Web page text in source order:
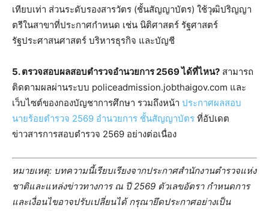
เทียบเท่า ส่วนระดับรองสารวัตร (ชั้นสัญญาบัตร) ใช้วุฒิปริญญา
ตรีในสาขาที่ประกาศกำหนด เช่น นิติศาสตร์ รัฐศาสตร์
รัฐประศาสนศาสตร์ บริหารธุรกิจ และบัญชี
5. ตรวจสอบผลสอบตำรวจอำนวยการ 2569 ได้ที่ไหน? สามารถ
ติดตามผลผ่านระบบ policeadmission.jobthaigov.com และ
เว็บไซต์ของกองบัญชาการศึกษา รวมถึงหน้า ประกาศผลสอบ
นายร้อยตำรวจ 2569 อำนวยการ ชั้นสัญญาบัตร ที่อัปเดต
ข่าวสารการสอบตำรวจ 2569 อย่างต่อเนื่อง
หมายเหตุ: บทความนี้เรียบเรียงจากประกาศสำนักงานตำรวจแห่ง
ชาติและแหล่งข่าวทางการ ณ ปี 2569 ตัวเลขอัตรา กำหนดการ
และเงื่อนไขอาจปรับเปลี่ยนได้ กรุณายึดประกาศอย่างเป็น